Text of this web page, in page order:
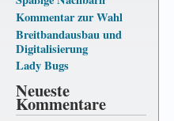
Kommentar zur Wahl
Breitbandausbau und
Digitalisierung
Lady Bugs
Neueste
Kommentare